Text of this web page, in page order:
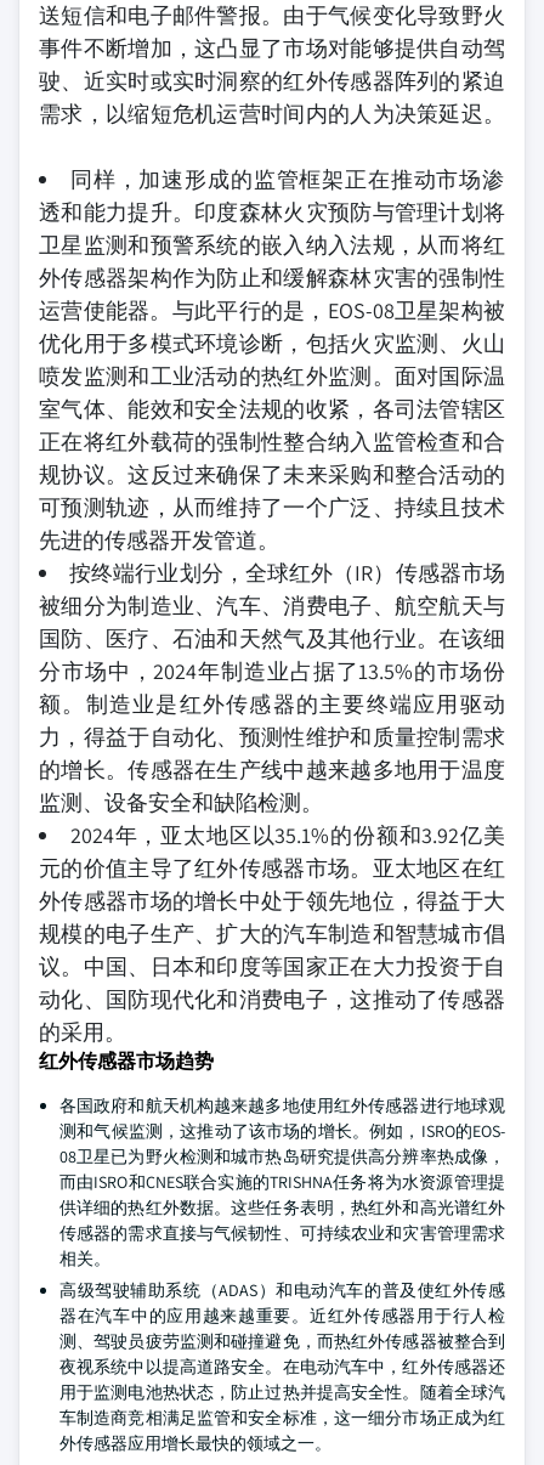
送短信和电子邮件警报。由于气候变化导致野火
事件不断增加，这凸显了市场对能够提供自动驾
驶、近实时或实时洞察的红外传感器阵列的紧迫
需求，以缩短危机运营时间内的人为决策延迟。
同样，加速形成的监管框架正在推动市场渗
透和能力提升。印度森林火灾预防与管理计划将
卫星监测和预警系统的嵌入纳入法规，从而将红
外传感器架构作为防止和缓解森林灾害的强制性
运营使能器。与此平行的是，EOS-08卫星架构被
优化用于多模式环境诊断，包括火灾监测、火山
喷发监测和工业活动的热红外监测。面对国际温
室气体、能效和安全法规的收紧，各司法管辖区
正在将红外载荷的强制性整合纳入监管检查和合
规协议。这反过来确保了未来采购和整合活动的
可预测轨迹，从而维持了一个广泛、持续且技术
先进的传感器开发管道。
按终端行业划分，全球红外（IR）传感器市场
被细分为制造业、汽车、消费电子、航空航天与
国防、医疗、石油和天然气及其他行业。在该细
分市场中，2024年制造业占据了13.5%的市场份
额。制造业是红外传感器的主要终端应用驱动
力，得益于自动化、预测性维护和质量控制需求
的增长。传感器在生产线中越来越多地用于温度
监测、设备安全和缺陷检测。
2024年，亚太地区以35.1%的份额和3.92亿美
元的价值主导了红外传感器市场。亚太地区在红
外传感器市场的增长中处于领先地位，得益于大
规模的电子生产、扩大的汽车制造和智慧城市倡
议。中国、日本和印度等国家正在大力投资于自
动化、国防现代化和消费电子，这推动了传感器
的采用。
红外传感器市场趋势
各国政府和航天机构越来越多地使用红外传感器进行地球观
测和气候监测，这推动了该市场的增长。例如，ISRO的EOS-
08卫星已为野火检测和城市热岛研究提供高分辨率热成像，
而由ISRO和CNES联合实施的TRISHNA任务将为水资源管理提
供详细的热红外数据。这些任务表明，热红外和高光谱红外
传感器的需求直接与气候韧性、可持续农业和灾害管理需求
相关。
高级驾驶辅助系统（ADAS）和电动汽车的普及使红外传感
器在汽车中的应用越来越重要。近红外传感器用于行人检
测、驾驶员疲劳监测和碰撞避免，而热红外传感器被整合到
夜视系统中以提高道路安全。在电动汽车中，红外传感器还
用于监测电池热状态，防止过热并提高安全性。随着全球汽
车制造商竞相满足监管和安全标准，这一细分市场正成为红
外传感器应用增长最快的领域之一。